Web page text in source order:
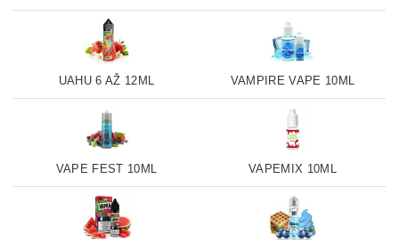
UAHU 6 AŽ 12ML VAMPIRE VAPE 10ML
VAPE FEST 10ML VAPEMIX 10ML